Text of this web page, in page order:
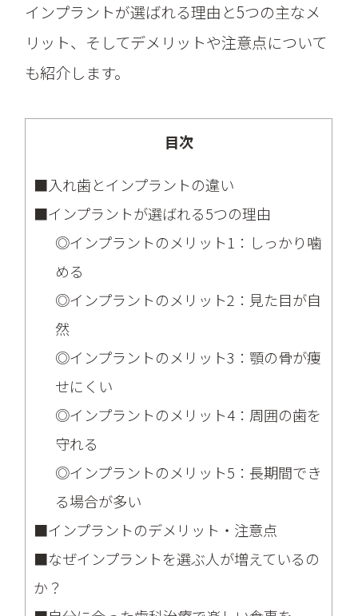
インプラントが選ばれる理由と5つの主なメ
リット、そしてデメリットや注意点について
も紹介します。
目次
■入れ歯とインプラントの違い
■インプラントが選ばれる5つの理由
◎インプラントのメリット1：しっかり噛
める
◎インプラントのメリット2：見た目が自
然
◎インプラントのメリット3：顎の骨が痩
せにくい
◎インプラントのメリット4：周囲の歯を
守れる
◎インプラントのメリット5：長期間でき
る場合が多い
■インプラントのデメリット・注意点
■なぜインプラントを選ぶ人が増えているの
か？